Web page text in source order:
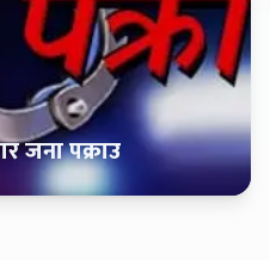
जना पक्राउ